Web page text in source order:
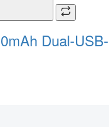
Dual-USB-